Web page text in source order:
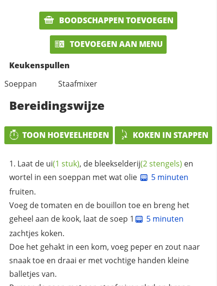
BOODSCHAPPEN TOEVOEGEN
TOEVOEGEN AAN MENU
Keukenspullen
Soeppan
Staafmixer
Bereidingswijze
TOON HOEVEELHEDEN KOKEN IN STAPPEN
Laat de ui(1 stuk), de bleekselderij(2 stengels) en
wortel in een soeppan met wat olie
5 minuten
fruiten.
Voeg de tomaten en de bouillon toe en breng het
geheel aan de kook, laat de soep 1
5 minuten
zachtjes koken.
Doe het gehakt in een kom, voeg peper en zout naar
snaak toe en draai er met vochtige handen kleine
balletjes van.